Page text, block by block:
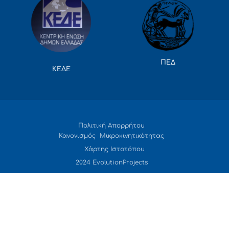
ΚΕΔΕ
ΠΕΔ
Πολιτική Απορρήτου
Κανονισμός Μικροκινητικότητας
Χάρτης Ιστοτόπου
2024 EvolutionProjects